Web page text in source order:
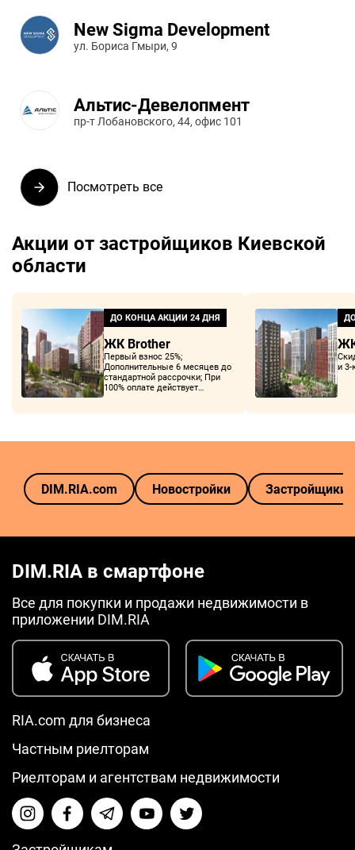
New Sigma Development
ул. Бориса Гмыри, 9
Альтис-Девелопмент
пр-т Лобановского, 44, офис 101
Посмотреть все
Акции от застройщиков Киевской
области
ДО КОНЦА АКЦИИ 24 ДНЯ
ЖК Brother
Первый взнос 25%;
Дополнительные 6 месяцев до
стандартной рассрочки; При
100% оплате действует
и 3-
DIM.RIA.com Новостройки Застройщики
DIM.RIA в смартфоне
Все для покупки и продажи недвижимости в
приложении DIM.RIA
RIA.com для бизнеса
Частным риелторам
Риелторам и агентствам недвижимости